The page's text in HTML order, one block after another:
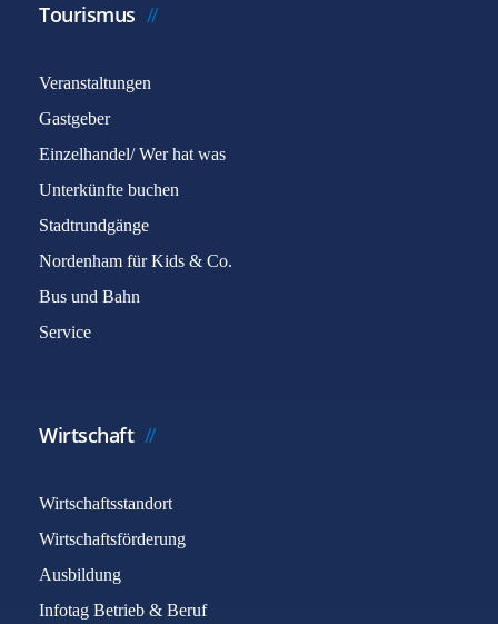
Tourismus
Veranstaltungen
Gastgeber
Einzelhandel/ Wer hat was
Unterkünfte buchen
Stadtrundgänge
Nordenham für Kids & Co.
Bus und Bahn
Service
Wirtschaft
Wirtschaftsstandort
Wirtschaftsförderung
Ausbildung
Infotag Betrieb & Beruf